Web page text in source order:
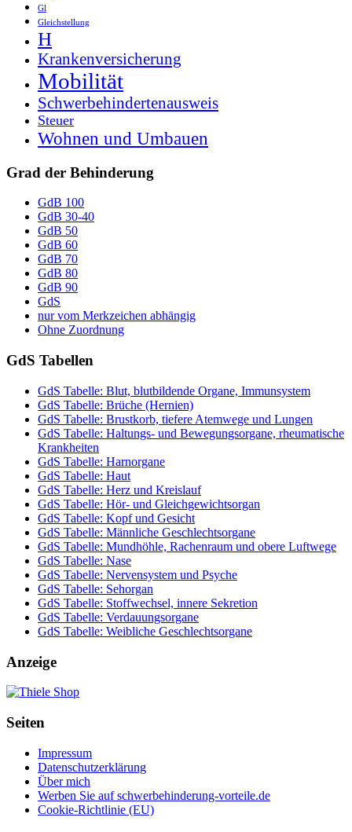
Gl
Gleichstellung
H
Krankenversicherung
Mobilität
Schwerbehindertenausweis
Steuer
Wohnen und Umbauen
Grad der Behinderung
GdB 100
GdB 30-40
GdB 50
GdB 60
GdB 70
GdB 80
GdB 90
GdS
nur vom Merkzeichen abhängig
Ohne Zuordnung
GdS Tabellen
GdS Tabelle: Blut, blutbildende Organe, Immunsystem
GdS Tabelle: Brüche (Hernien)
GdS Tabelle: Brustkorb, tiefere Atemwege und Lungen
GdS Tabelle: Haltungs- und Bewegungsorgane, rheumatische
Krankheiten
GdS Tabelle: Harnorgane
GdS Tabelle: Haut
GdS Tabelle: Herz und Kreislauf
GdS Tabelle: Hör- und Gleichgewichtsorgan
GdS Tabelle: Kopf und Gesicht
GdS Tabelle: Männliche Geschlechtsorgane
GdS Tabelle: Mundhöhle, Rachenraum und obere Luftwege
GdS Tabelle: Nase
GdS Tabelle: Nervensystem und Psyche
GdS Tabelle: Sehorgan
GdS Tabelle: Stoffwechsel, innere Sekretion
GdS Tabelle: Verdauungsorgane
GdS Tabelle: Weibliche Geschlechtsorgane
Anzeige
Seiten
Impressum
Datenschutzerklärung
Über mich
Werben Sie auf schwerbehinderung-vorteile.de
Cookie-Richtlinie (EU)